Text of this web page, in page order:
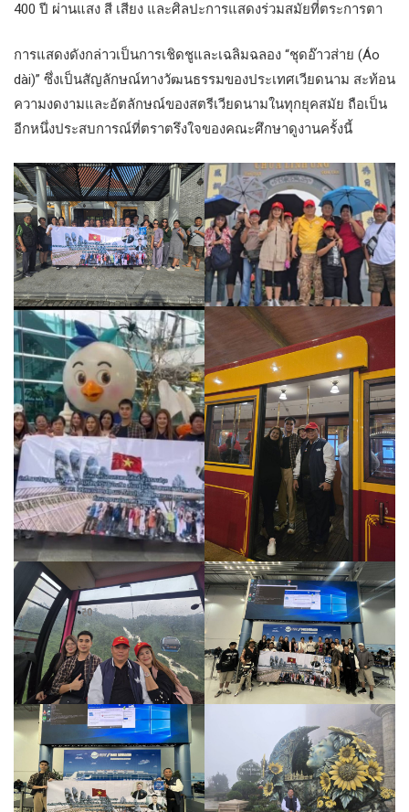
400 ปี ผ่านแสง สี เสียง และศิลปะการแสดงร่วมสมัยที่ตระการตา
การแสดงดังกล่าวเป็นการเชิดชูและเฉลิมฉลอง “ชุดอ๊าวส่าย (Áo
dài)” ซึ่งเป็นสัญลักษณ์ทางวัฒนธรรมของประเทศเวียดนาม สะท้อน
ความงดงามและอัตลักษณ์ของสตรีเวียดนามในทุกยุคสมัย ถือเป็น
อีกหนึ่งประสบการณ์ที่ตราตรึงใจของคณะศึกษาดูงานครั้งนี้